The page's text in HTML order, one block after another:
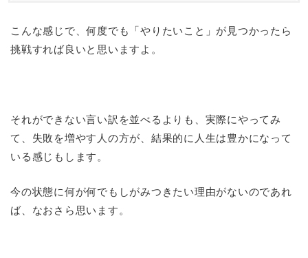
こんな感じで、何度でも「やりたいこと」が見つかったら
挑戦すれば良いと思いますよ。
それができない言い訳を並べるよりも、実際にやってみ
て、失敗を増やす人の方が、結果的に人生は豊かになって
いる感じもします。
今の状態に何が何でもしがみつきたい理由がないのであれ
ば、なおさら思います。